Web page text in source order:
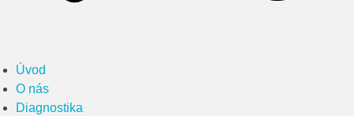
Úvod
O nás
Diagnostika